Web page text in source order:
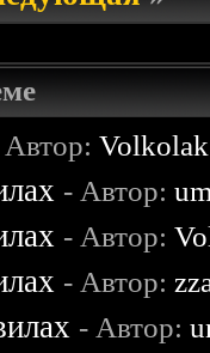
Автор:Volkolak
- Автор:
- Автор:
- Автор:
- Автор: